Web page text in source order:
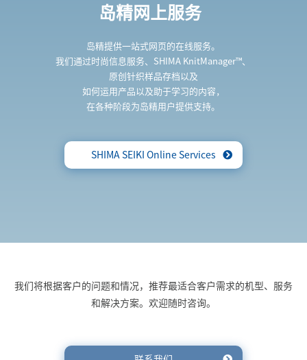
岛精网上服务
岛精提供一站式网页的在线服务。
我们通过时尚信息服务、SHIMA KnitManager™、
原创针织样品存档以及
如何运用产品以及助于学习的内容，
在各种阶段为岛精用户提供支持。
SHIMA SEIKI Online Services
我们将根据客户的问题和情况，推荐最适合客户需求的机型、服务
和解决方案。欢迎随时咨询。